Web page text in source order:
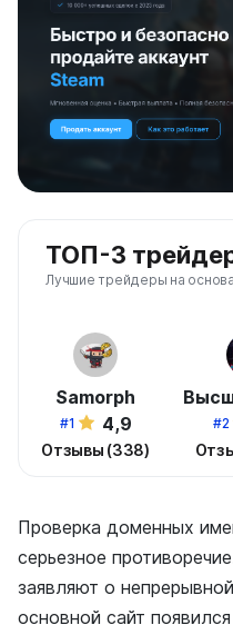
ТОП-3
Лучшие трейдеры на
Samorph
#1 4,9
Отзывы (338)
#2
Проверка доменных
серьезное
заявляют о
основной сайт